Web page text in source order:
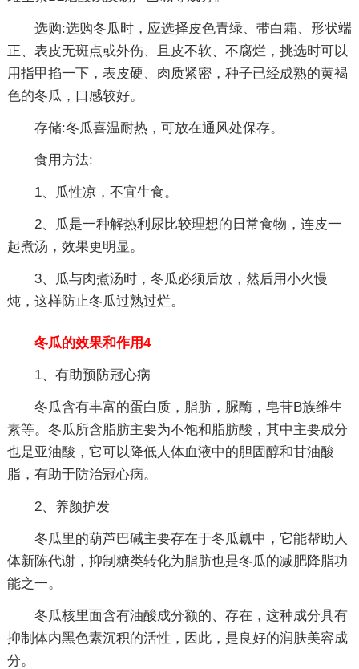
选购:选购冬瓜时，应选择皮色青绿、带白霜、形状端
正、表皮无斑点或外伤、且皮不软、不腐烂，挑选时可以
用指甲掐一下，表皮硬、肉质紧密，种子已经成熟的黄褐
色的冬瓜，口感较好。
存储:冬瓜喜温耐热，可放在通风处保存。
食用方法:
1、瓜性凉，不宜生食。
2、瓜是一种解热利尿比较理想的日常食物，连皮一
起煮汤，效果更明显。
3、瓜与肉煮汤时，冬瓜必须后放，然后用小火慢
炖，这样防止冬瓜过熟过烂。
冬瓜的效果和作用4
1、有助预防冠心病
冬瓜含有丰富的蛋白质，脂肪，脲酶，皂苷B族维生
素等。冬瓜所含脂肪主要为不饱和脂肪酸，其中主要成分
也是亚油酸，它可以降低人体血液中的胆固醇和甘油酸
脂，有助于防治冠心病。
2、养颜护发
冬瓜里的葫芦巴碱主要存在于冬瓜瓤中，它能帮助人
体新陈代谢，抑制糖类转化为脂肪也是冬瓜的减肥降脂功
能之一。
冬瓜核里面含有油酸成分额的、存在，这种成分具有
抑制体内黑色素沉积的活性，因此，是良好的润肤美容成
分。